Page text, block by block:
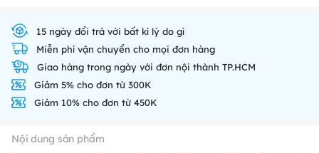
15 ngày đổi trả với bất kì lý do gì
Miễn phí vận chuyển cho mọi đơn hàng
Giao hàng trong ngày với đơn nội thành TP.HCM
Giảm 5% cho đơn từ 300K
Giảm 10% cho đơn từ 450K
Nội dung sản phẩm